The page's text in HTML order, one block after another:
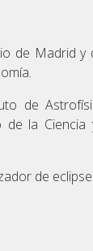
de Madrid y
de
la Ciencia
de